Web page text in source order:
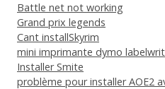
Battle net not working
Grand prix legends
Cant installSkyrim
mini imprimante dymo
Installer Smite
problème pour installer AOE2